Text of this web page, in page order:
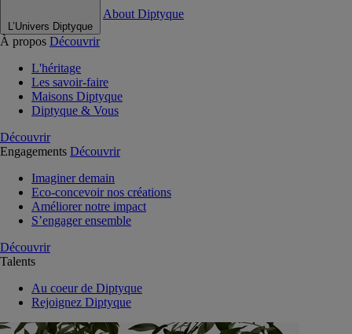
L’Univers Diptyque
About Diptyque
À propos Découvrir
L'héritage
Les savoir-faire
Maisons Diptyque
Diptyque & Vous
Découvrir
Engagements Découvrir
Imaginer demain
Eco-concevoir nos créations
Améliorer notre impact
S’engager ensemble
Découvrir
Talents
Au coeur de Diptyque
Rejoignez Diptyque